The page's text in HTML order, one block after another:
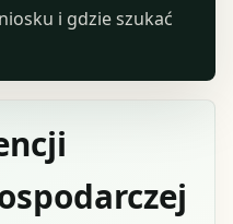
i gdzie szukać